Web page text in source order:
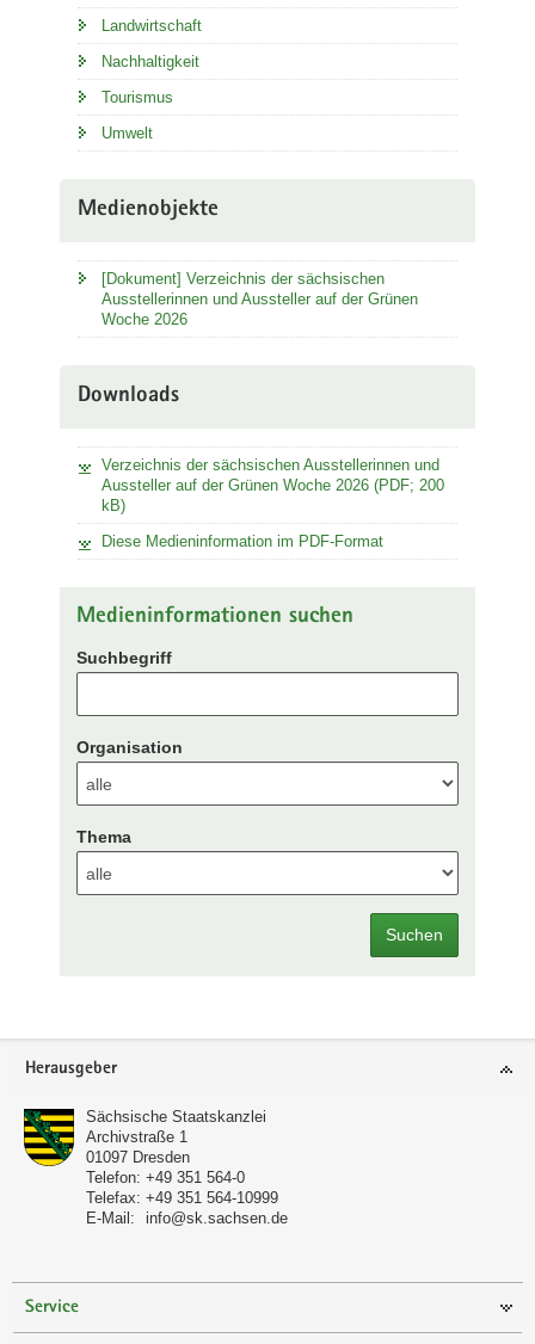
Landwirtschaft
Nachhaltigkeit
Tourismus
Umwelt
Medienobjekte
[Dokument] Verzeichnis der sächsischen
Ausstellerinnen und Aussteller auf der Grünen
Woche 2026
Downloads
Verzeichnis der sächsischen Ausstellerinnen und
Aussteller auf der Grünen Woche 2026 (PDF; 200
kB)
Diese Medieninformation im PDF-Format
Medieninformationen suchen
Suchbegriff
Organisation
Thema
Suchen
Footer-
Herausgeber
Sächsische Staatskanzlei
Archivstraße 1
01097 Dresden
Telefon: +49 351 564-0
Telefax: +49 351 564-10999
E-Mail:
info@sk.sachsen.de
Service